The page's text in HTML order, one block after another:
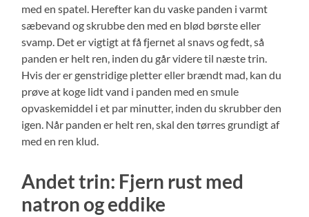
med en spatel. Herefter kan du vaske panden i varmt
sæbevand og skrubbe den med en blød børste eller
svamp. Det er vigtigt at få fjernet al snavs og fedt, så
panden er helt ren, inden du går videre til næste trin.
Hvis der er genstridige pletter eller brændt mad, kan du
prøve at koge lidt vand i panden med en smule
opvaskemiddel i et par minutter, inden du skrubber den
igen. Når panden er helt ren, skal den tørres grundigt af
med en ren klud.
Andet trin: Fjern rust med
natron og eddike